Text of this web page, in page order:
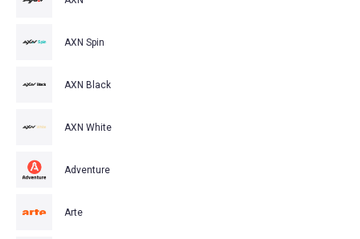
AXN Spin
AXN Black
AXN White
Adventure
Arte